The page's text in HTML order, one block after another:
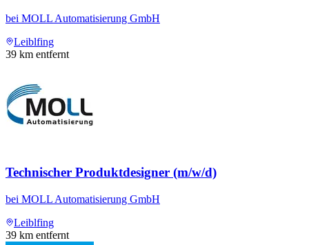
bei MOLL Automatisierung GmbH
Leiblfing
39 km entfernt
Technischer Produktdesigner (m/w/d)
bei MOLL Automatisierung GmbH
Leiblfing
39 km entfernt